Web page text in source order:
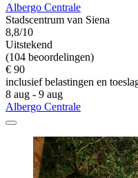
Albergo Centrale
Stadscentrum van Siena
8,8/10
Uitstekend
(104 beoordelingen)
€ 90
inclusief belastingen en
8 aug - 9 aug
Albergo Centrale